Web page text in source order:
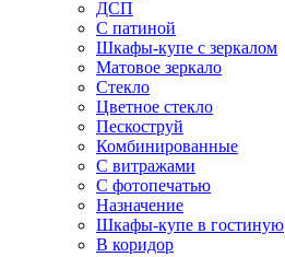
ДСП
С патиной
Шкафы-купе с зеркалом
Матовое зеркало
Стекло
Цветное стекло
Пескоструй
Комбинированные
С витражами
С фотопечатью
Назначение
Шкафы-купе в гостиную
В коридор